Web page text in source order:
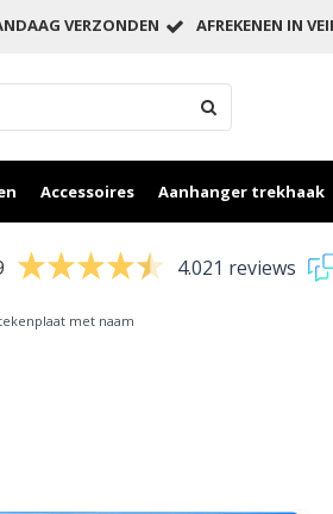
VERZONDEN AFREKENEN IN
Accessoires Aanhanger trekhaak
4.021 reviews
met naam